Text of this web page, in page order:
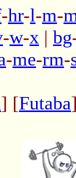
-hr-l-m-
-w-x | bg
-me-rm-
] [Futaba